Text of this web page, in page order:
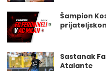
Šampion
Sastanak
Atalante